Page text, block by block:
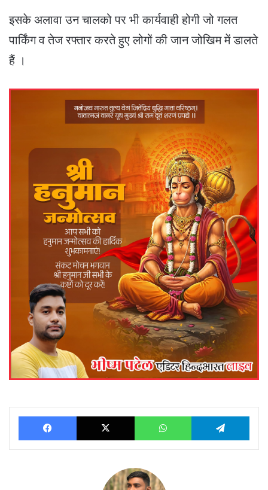
इसके अलावा उन चालको पर भी कार्यवाही होगी जो गलत
पार्किंग व तेज रफ्तार करते हुए लोगों की जान जोखिम में डालते
हैं ।
Facebook X WhatsApp